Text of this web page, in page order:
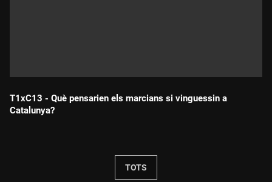
T1xC13 - Què pensarien els marcians si vinguessin a
Catalunya?
TOTS